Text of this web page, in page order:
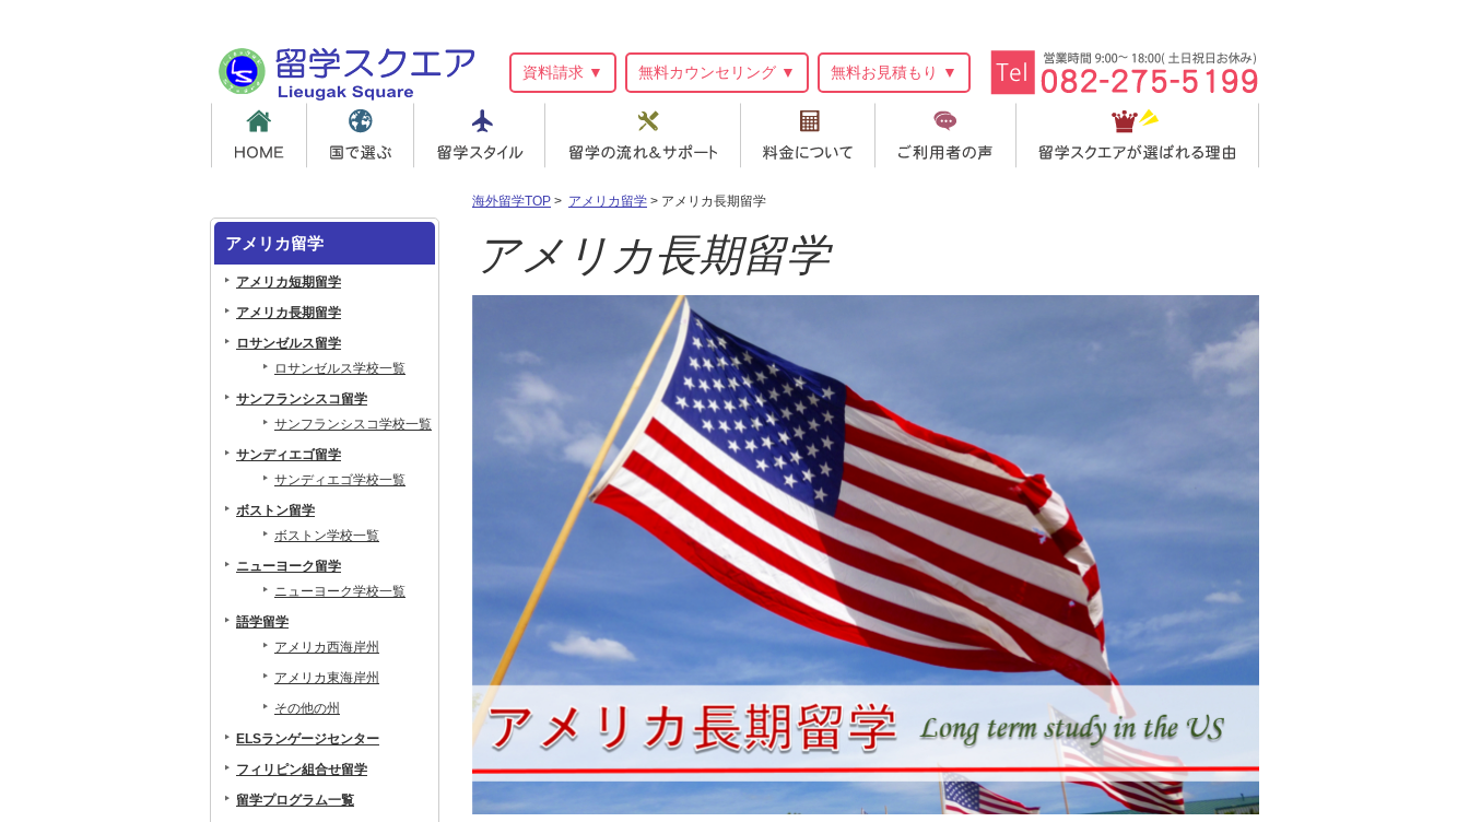
資料請求 ▼ 無料カウンセリング ▼ 無料お見積もり ▼
海外留学TOP > アメリカ留学 > アメリカ長期留学
アメリカ長期留学
アメリカ留学
アメリカ短期留学
アメリカ長期留学
ロサンゼルス留学
ロサンゼルス学校一覧
サンフランシスコ留学
サンフランシスコ学校一覧
サンディエゴ留学
サンディエゴ学校一覧
ボストン留学
ボストン学校一覧
ニューヨーク留学
ニューヨーク学校一覧
語学留学
アメリカ西海岸州
アメリカ東海岸州
その他の州
ELSランゲージセンター
フィリピン組合せ留学
留学プログラム一覧